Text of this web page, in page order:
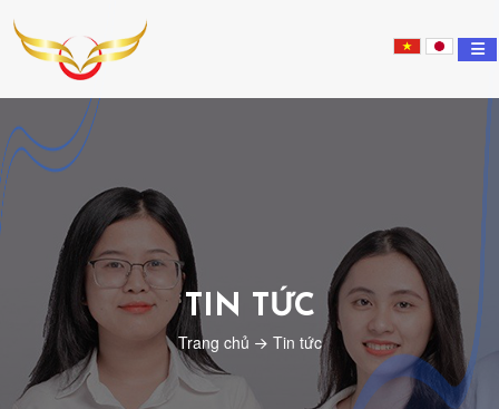
Nippon
Tsubasa
Education
TIN TỨC
Trang chủ Tin tức